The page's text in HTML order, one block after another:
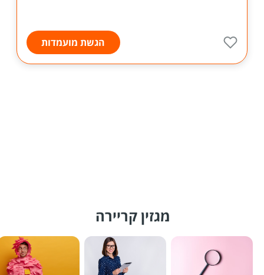
הגשת מועמדות
מגזין קריירה